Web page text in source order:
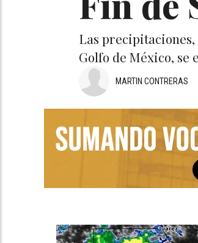
Las
Golfo de México, se
MARTIN CONTRERAS